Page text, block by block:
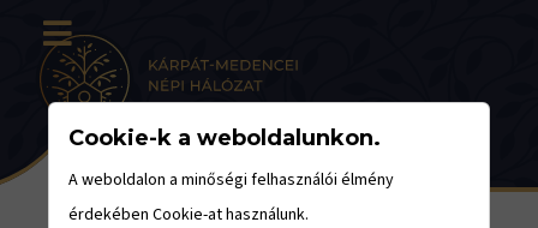
Cookie-k a weboldalunkon.
A weboldalon a minőségi felhasználói élmény
érdekében Cookie-at használunk.